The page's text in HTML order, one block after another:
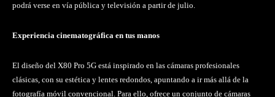
podrá verse en vía pública y televisión a partir de julio.
Experiencia cinematográfica en tus manos
El diseño del X80 Pro 5G está inspirado en las cámaras profesionales
clásicas, con su estética y lentes redondos, apuntando a ir más allá de la
fotografía móvil convencional. Para ello, ofrece un conjunto de cámaras